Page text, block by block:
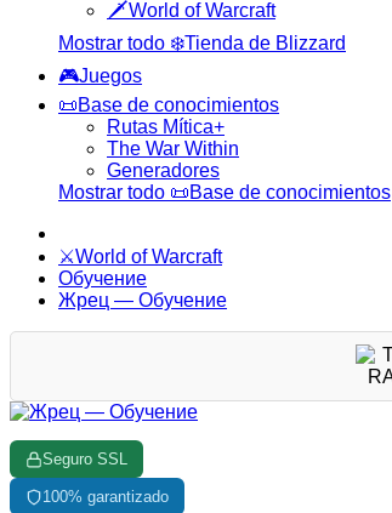
🗡️World of Warcraft
Mostrar todo ❄️Tienda de Blizzard
🎮Juegos
📜Base de conocimientos
Rutas Mítica+
The War Within
Generadores
Mostrar todo 📜Base de conocimientos
⚔️World of Warcraft
Обучение
Жрец — Обучение
Seguro SSL
100% garantizado